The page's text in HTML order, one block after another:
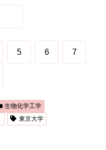
5 6 7
生物化学工学
東京大学